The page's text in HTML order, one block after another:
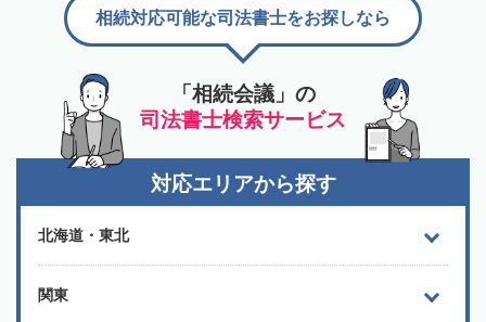
「相続会議」の
司法書士検索サービス
相続対応可能な司法書士をお探しなら
対応エリアから探す
北海道・東北
関東